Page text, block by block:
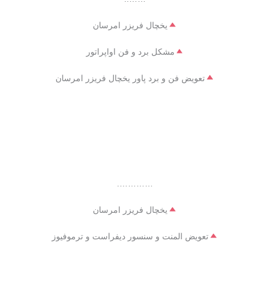
یخچال فریزر امرسان
مشکل برد و فن اواپراتور
تعویض فن و برد پاور یخچال فریزر امرسان
………….
یخچال فریزر امرسان
تعویض المنت و سنسور دیفراست و ترموفیوز